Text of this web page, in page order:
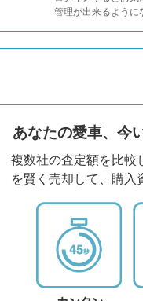
管理が出来るように
あなたの愛車、今
複数社の査定額を比較
を賢く売却して、購入